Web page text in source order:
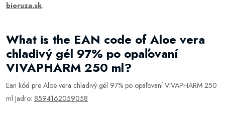
bioruza.sk.
What is the EAN code of Aloe vera
chladivý gél 97% po opaľovaní
VIVAPHARM 250 ml?
Ean kód pre Aloe vera chladivý gél 97% po opaľovaní VIVAPHARM 250
ml Jadro: 8594162059058